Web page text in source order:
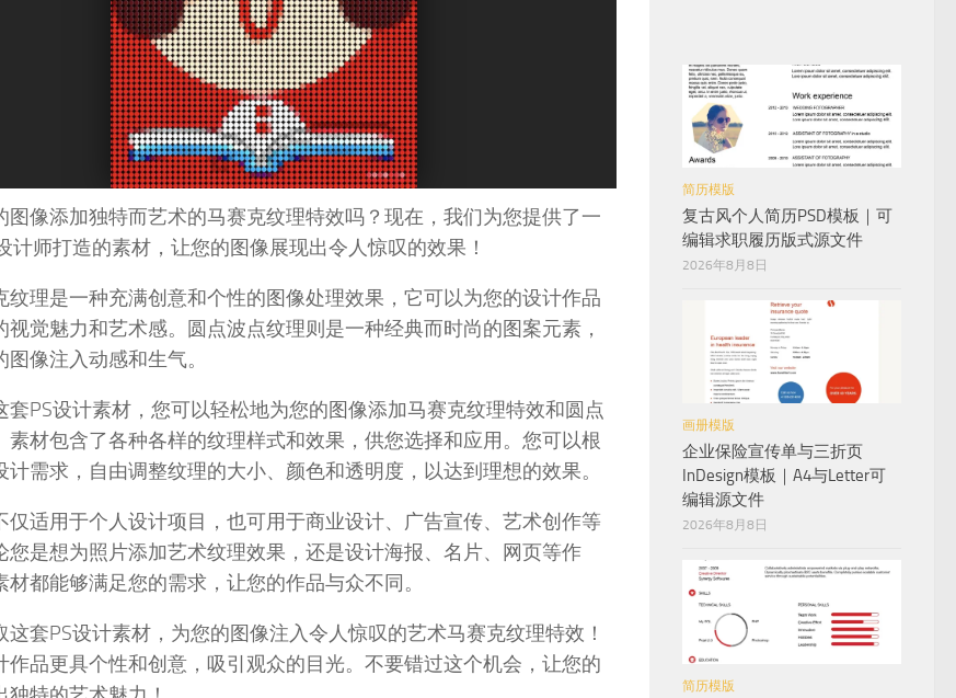
图像添加独特而艺术的马赛克纹理特效吗？现在，我们为您提供了一
计师打造的素材，让您的图像展现出令人惊叹的效果！
纹理是一种充满创意和个性的图像处理效果，它可以为您的设计作品
视觉魅力和艺术感。圆点波点纹理则是一种经典而时尚的图案元素，
像注入动感和生气。
套PS设计素材，您可以轻松地为您的图像添加马赛克纹理特效和圆点
素材包含了各种各样的纹理样式和效果，供您选择和应用。您可以根
计需求，自由调整纹理的大小、颜色和透明度，以达到理想的效果。
仅适用于个人设计项目，也可用于商业设计、广告宣传、艺术创作等
您是想为照片添加艺术纹理效果，还是设计海报、名片、网页等作
材都能够满足您的需求，让您的作品与众不同。
这套PS设计素材，为您的图像注入令人惊叹的艺术马赛克纹理特效！
作品更具个性和创意，吸引观众的目光。不要错过这个机会，让您的
简历模版
复古风个人简历PSD模板｜可
编辑求职履历版式源文件
2026年8月8日
画册模版
企业保险宣传单与三折页
InDesign模板｜A4与Letter可
编辑源文件
2026年8月8日
简历模版